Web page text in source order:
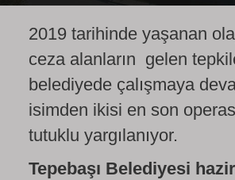
2019 tarihinde yaşanan
ceza alanların gelen
belediyede çalışmaya
isimden ikisi en son
tutuklu yargılanıyor.
Tepebaşı Belediyesi